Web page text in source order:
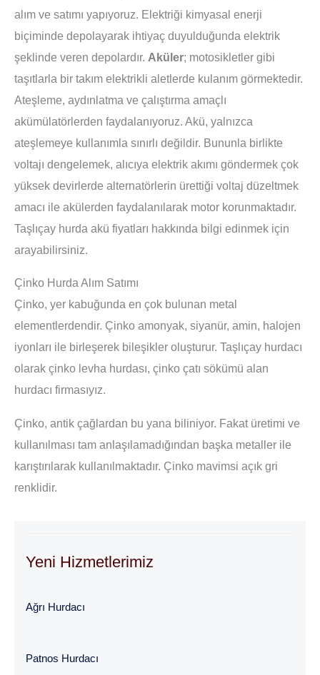
alım ve satımı yapıyoruz. Elektriği kimyasal enerji
biçiminde depolayarak ihtiyaç duyulduğunda elektrik
şeklinde veren depolardır. Aküler; motosikletler gibi
taşıtlarla bir takım elektrikli aletlerde kulanım görmektedir.
Ateşleme, aydınlatma ve çalıştırma amaçlı
akümülatörlerden faydalanıyoruz. Akü, yalnızca
ateşlemeye kullanımla sınırlı değildir. Bununla birlikte
voltajı dengelemek, alıcıya elektrik akımı göndermek çok
yüksek devirlerde alternatörlerin ürettiği voltaj düzeltmek
amacı ile akülerden faydalanılarak motor korunmaktadır.
Taşlıçay hurda akü fiyatları hakkında bilgi edinmek için
arayabilirsiniz.
Çinko Hurda Alım Satımı
Çinko, yer kabuğunda en çok bulunan metal
elementlerdendir. Çinko amonyak, siyanür, amin, halojen
iyonları ile birleşerek bileşikler oluşturur. Taşlıçay hurdacı
olarak çinko levha hurdası, çinko çatı sökümü alan
hurdacı firmasıyız.
Çinko, antik çağlardan bu yana biliniyor. Fakat üretimi ve
kullanılması tam anlaşılamadığından başka metaller ile
karıştırılarak kullanılmaktadır. Çinko mavimsi açık gri
renklidir.
Yeni Hizmetlerimiz
Ağrı Hurdacı
Patnos Hurdacı